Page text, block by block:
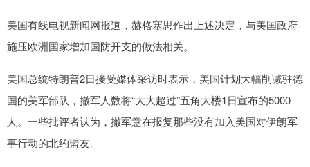
美国有线电视新闻网报道，赫格塞思作出上述决定，与美国政府
施压欧洲国家增加国防开支的做法相关。
美国总统特朗普2日接受媒体采访时表示，美国计划大幅削减驻德
国的美军部队，撤军人数将“大大超过”五角大楼1日宣布的5000
人。一些批评者认为，撤军意在报复那些没有加入美国对伊朗军
事行动的北约盟友。